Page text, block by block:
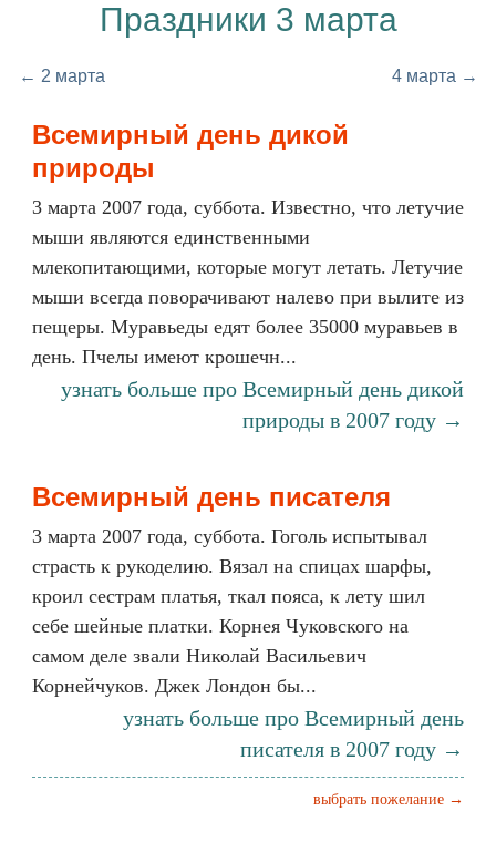
Праздники 3 марта
← 2 марта 4 марта →
Всемирный день дикой
природы
3 марта 2007 года, суббота. Известно, что летучие
мыши являются единственными
млекопитающими, которые могут летать. Летучие
мыши всегда поворачивают налево при вылите из
пещеры. Муравьеды едят более 35000 муравьев в
день. Пчелы имеют крошечн...
узнать больше про Всемирный день дикой
природы в 2007 году →
Всемирный день писателя
3 марта 2007 года, суббота. Гоголь испытывал
страсть к рукоделию. Вязал на спицах шарфы,
кроил сестрам платья, ткал пояса, к лету шил
себе шейные платки. Корнея Чуковского на
самом деле звали Николай Васильевич
Корнейчуков. Джек Лондон бы...
узнать больше про Всемирный день
писателя в 2007 году →
выбрать пожелание →